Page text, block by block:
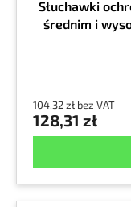
Słuchawki
średnim i
104,32 zł bez VAT
128,31 zł